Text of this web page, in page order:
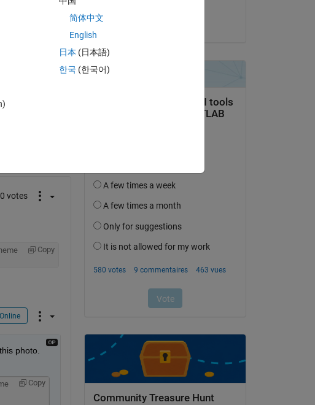
to update
à cette question.
0 votes
Copy
photo.
Copy
le 29 Déc 2019
Community Treasure Hunt
简体中文
English
日本 (日本語)
한국 (한국어)